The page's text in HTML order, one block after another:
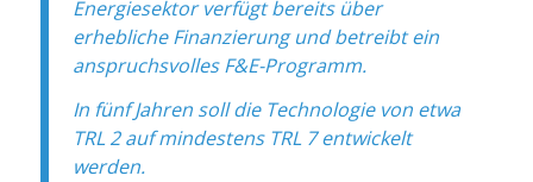
Energiesektor verfügt bereits über
erhebliche Finanzierung und betreibt ein
anspruchsvolles F&E-Programm.
In fünf Jahren soll die Technologie von etwa
TRL 2 auf mindestens TRL 7 entwickelt
werden.